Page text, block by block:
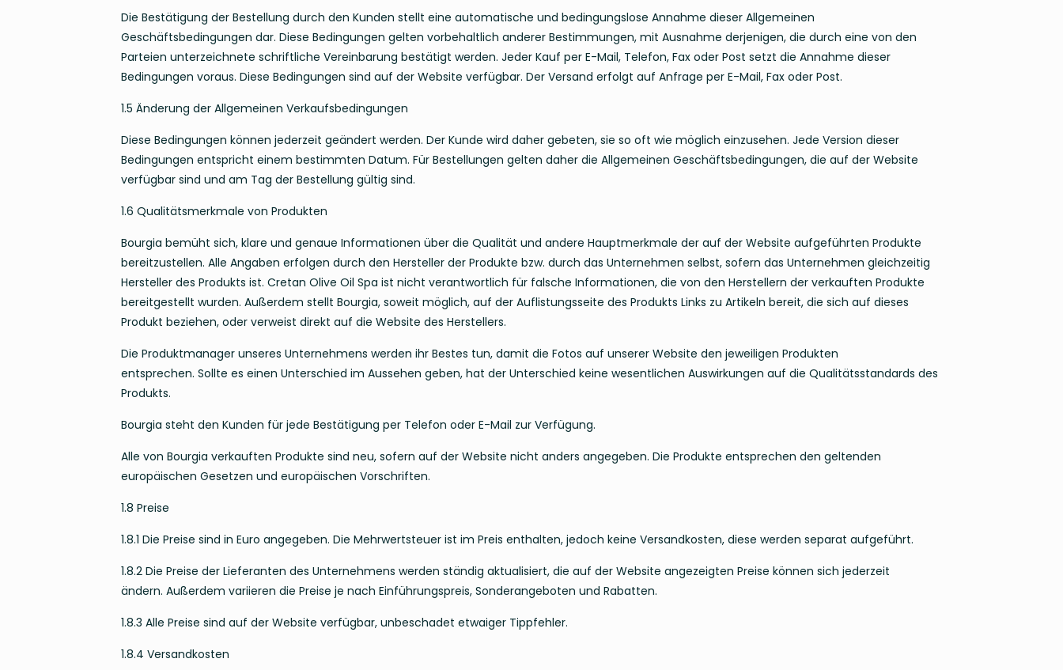
Die Bestätigung der Bestellung durch den Kunden stellt eine automatische und bedingungslose Annahme dieser Allgemeinen
Geschäftsbedingungen dar. Diese Bedingungen gelten vorbehaltlich anderer Bestimmungen, mit Ausnahme derjenigen, die durch eine von den
Parteien unterzeichnete schriftliche Vereinbarung bestätigt werden. Jeder Kauf per E-Mail, Telefon, Fax oder Post setzt die Annahme dieser
Bedingungen voraus. Diese Bedingungen sind auf der Website verfügbar. Der Versand erfolgt auf Anfrage per E-Mail, Fax oder Post.
1.5 Änderung der Allgemeinen Verkaufsbedingungen
Diese Bedingungen können jederzeit geändert werden. Der Kunde wird daher gebeten, sie so oft wie möglich einzusehen. Jede Version dieser
Bedingungen entspricht einem bestimmten Datum. Für Bestellungen gelten daher die Allgemeinen Geschäftsbedingungen, die auf der Website
verfügbar sind und am Tag der Bestellung gültig sind.
1.6 Qualitätsmerkmale von Produkten
Bourgia bemüht sich, klare und genaue Informationen über die Qualität und andere Hauptmerkmale der auf der Website aufgeführten Produkte
bereitzustellen. Alle Angaben erfolgen durch den Hersteller der Produkte bzw. durch das Unternehmen selbst, sofern das Unternehmen gleichzeitig
Hersteller des Produkts ist. Cretan Olive Oil Spa ist nicht verantwortlich für falsche Informationen, die von den Herstellern der verkauften Produkte
bereitgestellt wurden. Außerdem stellt Bourgia, soweit möglich, auf der Auflistungsseite des Produkts Links zu Artikeln bereit, die sich auf dieses
Produkt beziehen, oder verweist direkt auf die Website des Herstellers.
Die Produktmanager unseres Unternehmens werden ihr Bestes tun, damit die Fotos auf unserer Website den jeweiligen Produkten
entsprechen. Sollte es einen Unterschied im Aussehen geben, hat der Unterschied keine wesentlichen Auswirkungen auf die Qualitätsstandards des
Produkts.
Bourgia steht den Kunden für jede Bestätigung per Telefon oder E-Mail zur Verfügung.
Alle von Bourgia verkauften Produkte sind neu, sofern auf der Website nicht anders angegeben. Die Produkte entsprechen den geltenden
europäischen Gesetzen und europäischen Vorschriften.
1.8 Preise
1.8.1 Die Preise sind in Euro angegeben. Die Mehrwertsteuer ist im Preis enthalten, jedoch keine Versandkosten, diese werden separat aufgeführt.
1.8.2 Die Preise der Lieferanten des Unternehmens werden ständig aktualisiert, die auf der Website angezeigten Preise können sich jederzeit
ändern. Außerdem variieren die Preise je nach Einführungspreis, Sonderangeboten und Rabatten.
1.8.3 Alle Preise sind auf der Website verfügbar, unbeschadet etwaiger Tippfehler.
1.8.4 Versandkosten